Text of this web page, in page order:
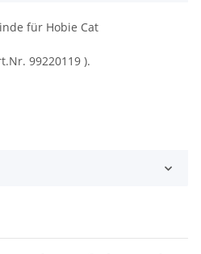
für Hobie Cat
99220119 ).